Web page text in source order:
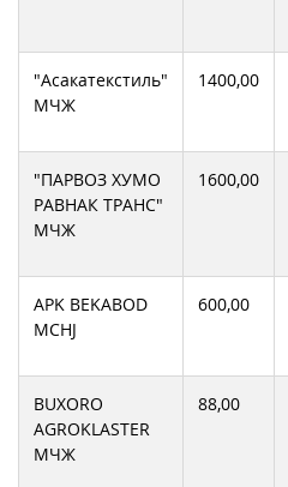
"Асакатекстиль"
МЧЖ
1400,00
"ПАРВОЗ ХУМО
РАВНАК ТРАНС"
МЧЖ
1600,00
APK BEKABOD
MCHJ
600,00
BUXORO
AGROKLASTER
МЧЖ
88,00